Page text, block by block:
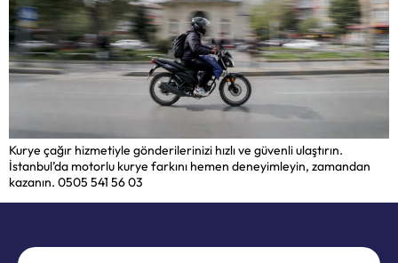
Kurye çağır hizmetiyle gönderilerinizi hızlı ve güvenli ulaştırın.
İstanbul’da motorlu kurye farkını hemen deneyimleyin, zamandan
kazanın. 0505 541 56 03